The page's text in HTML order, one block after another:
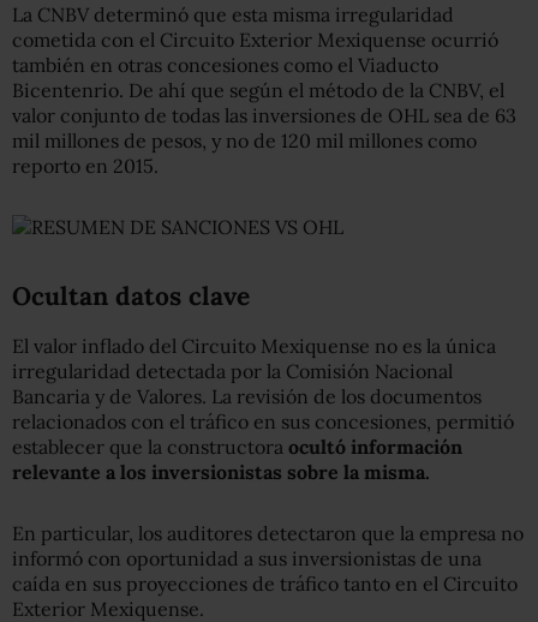
La CNBV determinó que esta misma irregularidad
cometida con el Circuito Exterior Mexiquense ocurrió
también en otras concesiones como el Viaducto
Bicentenrio. De ahí que según el método de la CNBV, el
valor conjunto de todas las inversiones de OHL sea de 63
mil millones de pesos, y no de 120 mil millones como
reporto en 2015.
Ocultan datos clave
El valor inflado del Circuito Mexiquense no es la única
irregularidad detectada por la Comisión Nacional
Bancaria y de Valores. La revisión de los documentos
relacionados con el tráfico en sus concesiones, permitió
establecer que la constructora ocultó información
relevante a los inversionistas sobre la misma.
En particular, los auditores detectaron que la empresa no
informó con oportunidad a sus inversionistas de una
caída en sus proyecciones de tráfico tanto en el Circuito
Exterior Mexiquense.